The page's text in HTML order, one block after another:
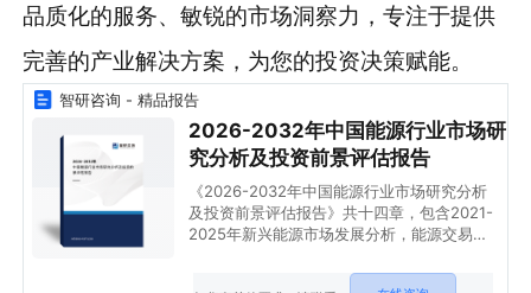
品质化的服务、敏锐的市场洞察力，专注于提供
完善的产业解决方案，为您的投资决策赋能。
智研咨询 - 精品报告
2026-2032年中国能源行业市场研
究分析及投资前景评估报告
《2026-2032年中国能源行业市场研究分析
及投资前景评估报告》共十四章，包含2021-
2025年新兴能源市场发展分析，能源交易所